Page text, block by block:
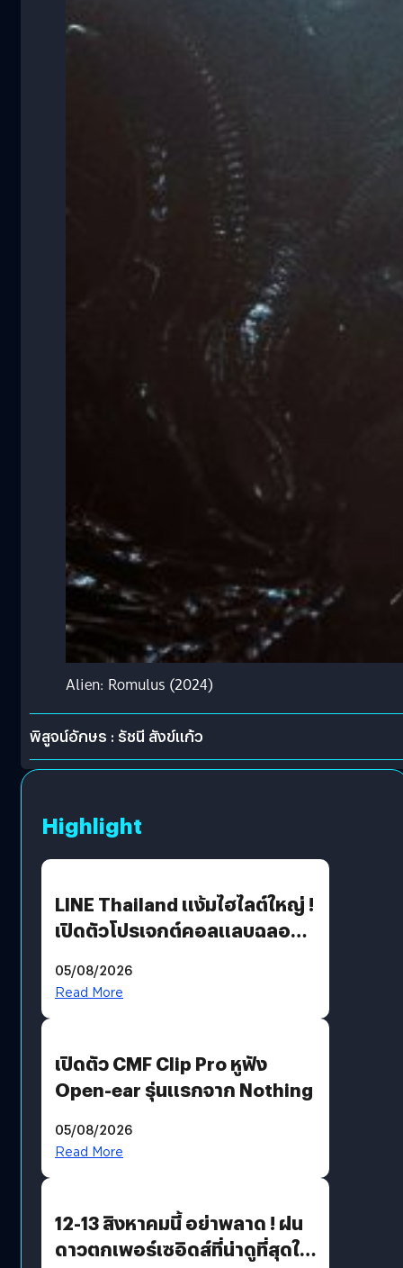
Alien: Romulus (2024)
พิสูจน์อักษร : รัชนี สังข์แก้ว
Highlight
LINE Thailand แง้มไฮไลต์ใหญ่ !
เปิดตัวโปรเจกต์คอลแลบฉลอง
Moon x LINE FRIENDS
05/08/2026
Read More
เปิดตัว CMF Clip Pro หูฟัง
Open-ear รุ่นแรกจาก Nothing
05/08/2026
Read More
12-13 สิงหาคมนี้ อย่าพลาด ! ฝน
ดาวตกเพอร์เซอิดส์ที่น่าดูที่สุดใน